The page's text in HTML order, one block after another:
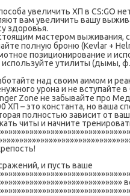
увеличить ХП в CS:GO
вам увеличить вашу
здоровья.
мастером выживания,
полную броню (Kevlar +
позиционирование и
утилиты (дымы,
над своим аимом и
урона и не вступайте
Zone не забывайте про
ХП – это константа, но ваша
полностью зависит от
читы и начните
и пусть ваше